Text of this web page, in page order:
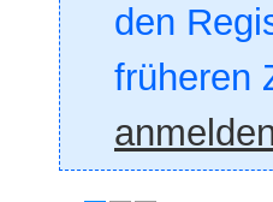
den
früheren